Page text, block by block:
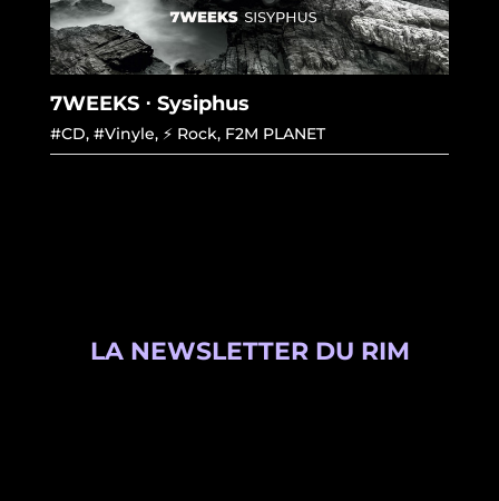
7WEEKS ⋅ Sysiphus
#CD, #Vinyle, ⚡ Rock, F2M PLANET
LA NEWSLETTER DU RIM